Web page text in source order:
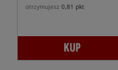
otrzymujesz 0,81 pkt
KUP